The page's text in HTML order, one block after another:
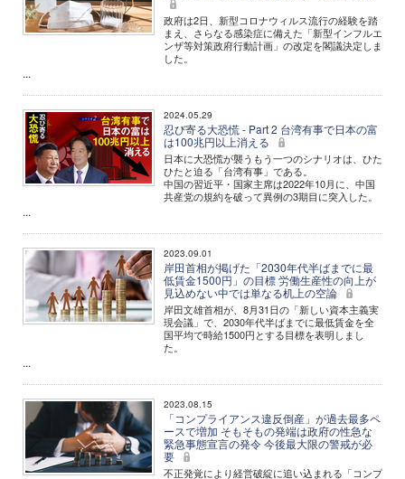
政府は2日、新型コロナウィルス流行の経験を踏
まえ、さらなる感染症に備えた「新型インフルエ
ンザ等対策政府行動計画」の改定を閣議決定しま
した。
...
2024.05.29
忍び寄る大恐慌 - Part 2 台湾有事で日本の富
は100兆円以上消える
日本に大恐慌が襲うもう一つのシナリオは、ひた
ひたと迫る「台湾有事」である。
中国の習近平・国家主席は2022年10月に、中国
共産党の規約を破って異例の3期目に突入した。
...
2023.09.01
岸田首相が掲げた「2030年代半ばまでに最
低賃金1500円」の目標 労働生産性の向上が
見込めない中では単なる机上の空論
岸田文雄首相が、8月31日の「新しい資本主義実
現会議」で、2030年代半ばまでに最低賃金を全
国平均で時給1500円とする目標を表明しまし
た。
...
2023.08.15
「コンプライアンス違反倒産」が過去最多ペ
ースで増加 そもそもの発端は政府の性急な
緊急事態宣言の発令 今後最大限の警戒が必
要
不正発覚により経営破綻に追い込まれる「コンプ